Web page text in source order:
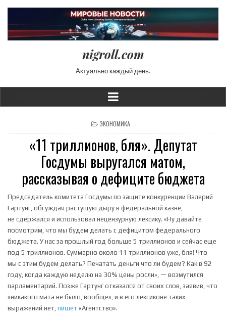
nigroll.com
Актуально каждый день.
POSTED IN
ЭКОНОМИКА
«11 триллионов, бля». Депутат
Госдумы выругался матом,
рассказывая о дефиците бюджета
Председатель комитета Госдумы по защите конкуренции Валерий
Гартунг, обсуждая растущую дыру в федеральной казне,
не сдержался и использовал нецензурную лексику. «Ну давайте
посмотрим, что мы будем делать с дефицитом федерального
бюджета. У нас за прошлый год больше 5 триллионов и сейчас еще
под 5 триллионов. Суммарно около 11 триллионов уже, бля! Что
мы с этим будем делать? Печатать деньги что ли будем? Как в 92
году, когда каждую неделю на 30% цены росли», — возмутился
парламентарий. Позже Гартунг отказался от своих слов, заявив, что
«никакого мата не было, вообще», и в его лексиконе таких
выражений нет, пишет «Агентство».